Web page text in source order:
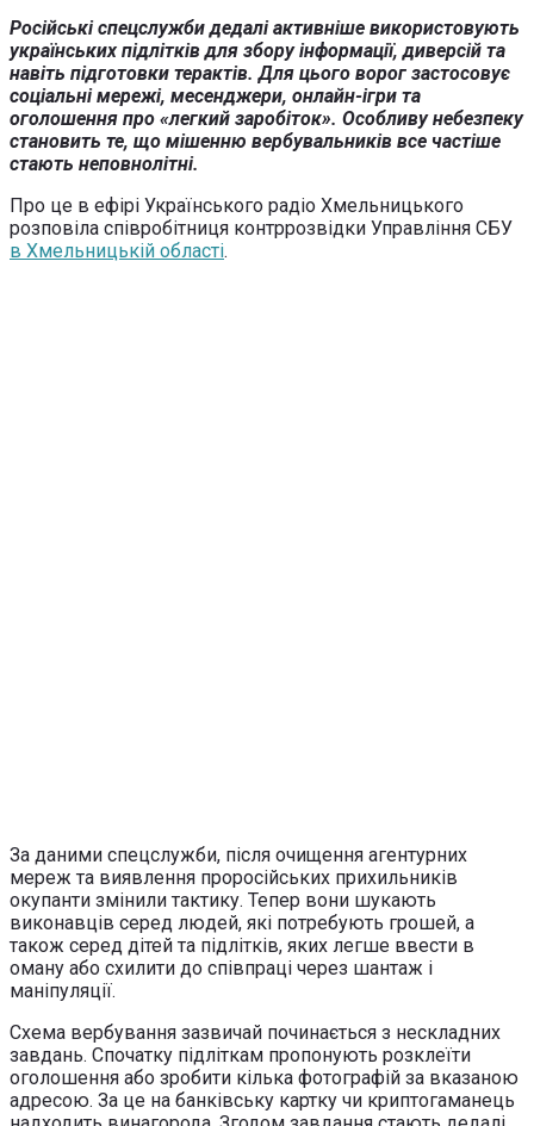
Російські спецслужби дедалі активніше використовують
українських підлітків для збору інформації, диверсій та
навіть підготовки терактів. Для цього ворог застосовує
соціальні мережі, месенджери, онлайн-ігри та
оголошення про «легкий заробіток». Особливу небезпеку
становить те, що мішенню вербувальників все частіше
стають неповнолітні.
Про це в ефірі Українського радіо Хмельницького
розповіла співробітниця контррозвідки Управління СБУ
в Хмельницькій області.
За даними спецслужби, після очищення агентурних
мереж та виявлення проросійських прихильників
окупанти змінили тактику. Тепер вони шукають
виконавців серед людей, які потребують грошей, а
також серед дітей та підлітків, яких легше ввести в
оману або схилити до співпраці через шантаж і
маніпуляції.
Схема вербування зазвичай починається з нескладних
завдань. Спочатку підліткам пропонують розклеїти
оголошення або зробити кілька фотографій за вказаною
адресою. За це на банківську картку чи криптогаманець